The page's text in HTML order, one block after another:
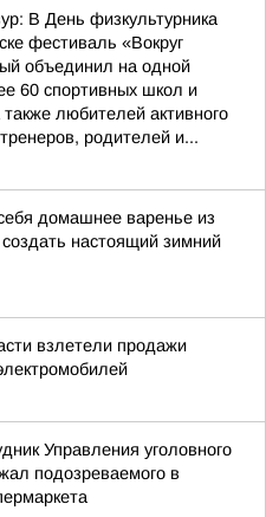
В День физкультурника
фестиваль «Вокруг
объединил на одной
60 спортивных школ и
также любителей активного
родителей и...
домашнее варенье из
создать настоящий зимний
взлетели продажи
Управления уголовного
подозреваемого в